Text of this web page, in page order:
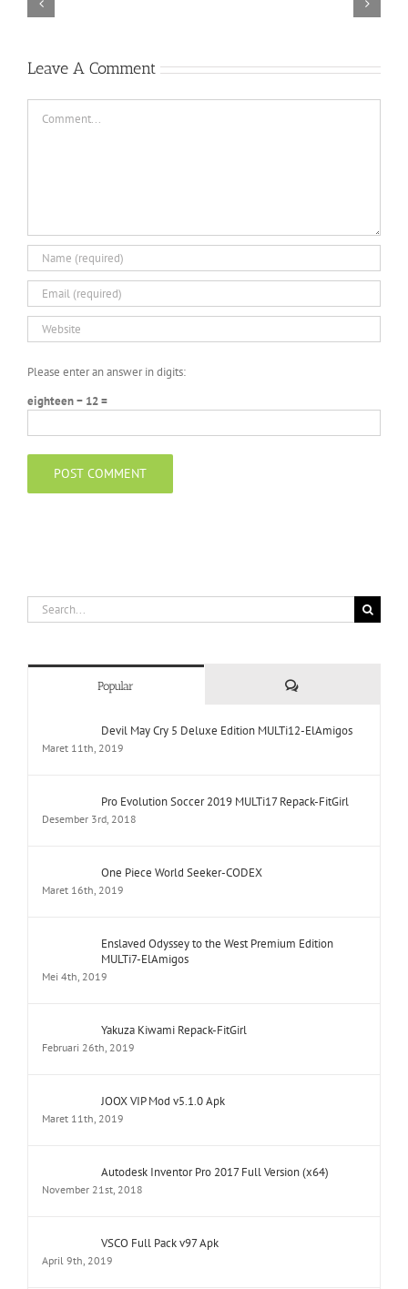
No
Macro
Leave A Comment
Please enter an answer in digits:
eighteen − 12 =
Search
for:
Popular Comments
Devil May Cry 5 Deluxe Edition MULTi12-ElAmigos
Maret 11th, 2019
Pro Evolution Soccer 2019 MULTi17 Repack-FitGirl
Desember 3rd, 2018
One Piece World Seeker-CODEX
Maret 16th, 2019
Enslaved Odyssey to the West Premium Edition
MULTi7-ElAmigos
Mei 4th, 2019
Yakuza Kiwami Repack-FitGirl
Februari 26th, 2019
JOOX VIP Mod v5.1.0 Apk
Maret 11th, 2019
Autodesk Inventor Pro 2017 Full Version (x64)
November 21st, 2018
VSCO Full Pack v97 Apk
April 9th, 2019